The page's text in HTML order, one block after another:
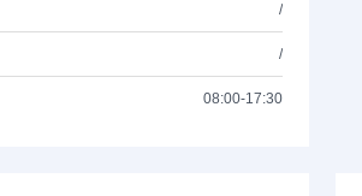
/
/
08:00-17:30